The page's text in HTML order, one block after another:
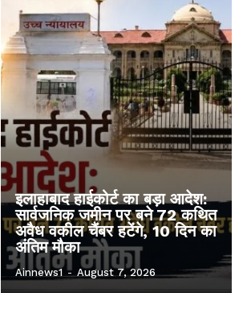
इलाहाबाद हाईकोर्ट का बड़ा आदेश:
सार्वजनिक जमीन पर बने 72 कथित
अवैध वकील चैंबर हटेंगे, 10 दिन का
अंतिम मौका
Ainnews1 - August 7, 2026